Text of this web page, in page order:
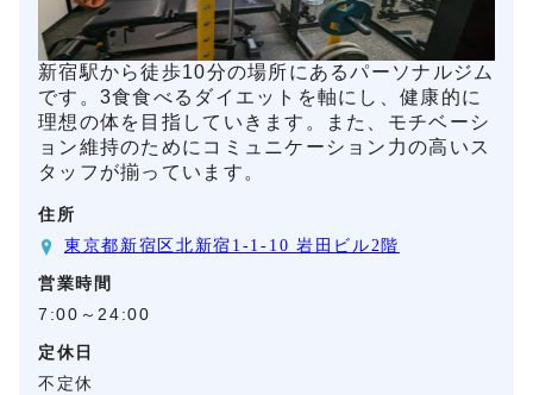
新宿駅から徒歩10分の場所にあるパーソナルジム
です。3食食べるダイエットを軸にし、健康的に
理想の体を目指していきます。また、モチベーシ
ョン維持のためにコミュニケーション力の高いス
タッフが揃っています。
住所
東京都新宿区北新宿1-1-10 岩田ビル2階
営業時間
7:00～24:00
定休日
不定休